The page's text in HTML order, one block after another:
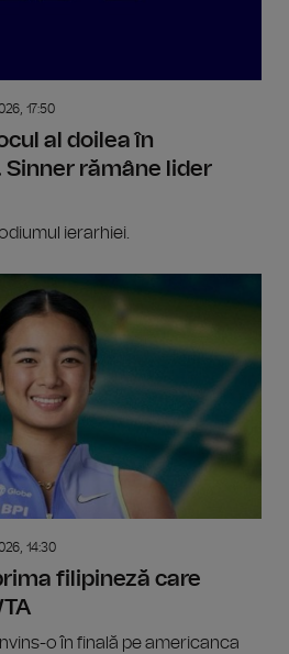
17:50
al doilea în
Sinner rămâne lider
ierarhiei.
14:30
filipineză care
o în finală pe americanca